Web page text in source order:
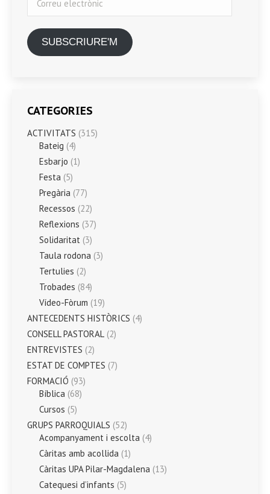
electrònic
SUBSCRIURE'M
CATEGORIES
ACTIVITATS (315)
Bateig (4)
Esbarjo (1)
Festa (5)
Pregària (77)
Recessos (22)
Reflexions (37)
Solidaritat (3)
Taula rodona (3)
Tertulies (2)
Trobades (84)
Vídeo-Fòrum (19)
ANTECEDENTS HISTÒRICS (4)
CONSELL PASTORAL (2)
ENTREVISTES (2)
ESTAT DE COMPTES (7)
FORMACIÓ (93)
Bíblica (68)
Cursos (5)
GRUPS PARROQUIALS (52)
Acompanyament i escolta (4)
Càritas amb acollida (1)
Càritas UPA Pilar-Magdalena (13)
Catequesi d’infants (5)